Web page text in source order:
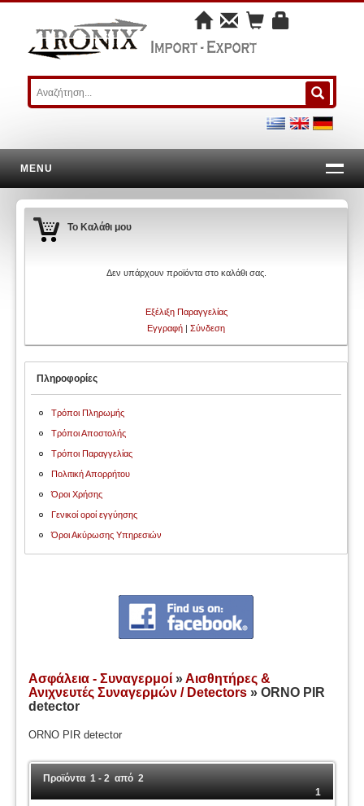
MENU
Το Καλάθι μου
Δεν υπάρχουν προϊόντα στο καλάθι σας.
Εξέλιξη Παραγγελίας
Εγγραφή | Σύνδεση
Πληροφορίες
Τρόποι Πληρωμής
Τρόποι Αποστολής
Τρόποι Παραγγελίας
Πολιτική Απορρήτου
Όροι Χρήσης
Γενικοί οροί εγγύησης
Όροι Ακύρωσης Υπηρεσιών
Ασφάλεια - Συναγερμοί »Αισθητήρες &
Ανιχνευτές Συναγερμών / Detectors» ORNO PIR
detector
ORNO PIR detector
Προϊόντα 1 - 2 από 2
1